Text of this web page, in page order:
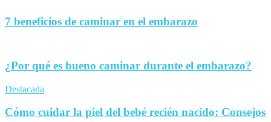
7 beneficios de caminar en el embarazo
¿Por qué es bueno caminar durante el embarazo?
Destacada
Cómo cuidar la piel del bebé recién nacido: Consejos